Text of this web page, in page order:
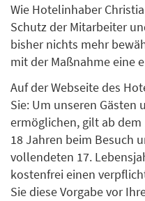
Wie Hotelinhaber
Schutz der Mitarbeiter
bisher nichts mehr
mit der Maßnahme eine
Auf der Webseite des
Sie: Um unseren Gästen
ermöglichen, gilt ab dem
18 Jahren beim Besuch
vollendeten 17.
kostenfrei einen
Sie diese Vorgabe vor